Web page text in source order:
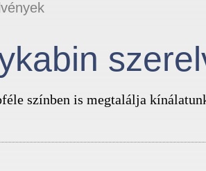
színben is megtalálja